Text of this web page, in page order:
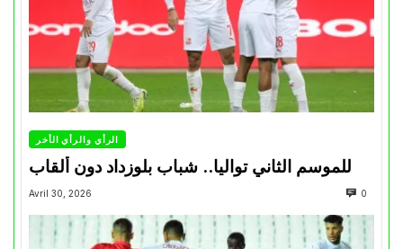
الرأي والرأي الأخر
للموسم الثاني تواليا.. شباب بلوزداد دون ألقاب
Avril 30, 2026 0